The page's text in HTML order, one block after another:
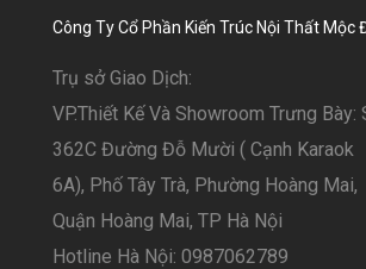
Công Ty Cổ Phần Kiến Trúc Nội Thất Mộc
Trụ sở Giao Dịch:
VP.Thiết Kế Và Showroom Trưng Bày:
362C Đường Đỗ Mười ( Cạnh Karaok
6A), Phố Tây Trà, Phường Hoàng Mai,
Quận Hoàng Mai, TP Hà Nội
Hotline Hà Nội: 0987062789